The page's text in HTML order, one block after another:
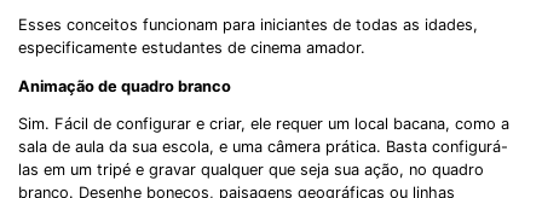
Esses conceitos funcionam para iniciantes de todas as idades,
especificamente estudantes de cinema amador.
Animação de quadro branco
Sim. Fácil de configurar e criar, ele requer um local bacana, como a
sala de aula da sua escola, e uma câmera prática. Basta configurá-
las em um tripé e gravar qualquer que seja sua ação, no quadro
branco. Desenhe bonecos, paisagens geográficas ou linhas